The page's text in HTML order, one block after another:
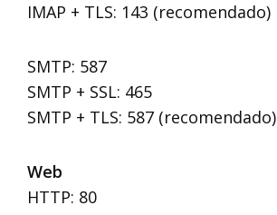
IMAP + TLS: 143 (recomendado)
SMTP: 587
SMTP + SSL: 465
SMTP + TLS: 587 (recomendado)
Web
HTTP: 80